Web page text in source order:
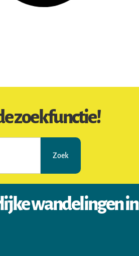
zoekfunctie!
Zoek
wandelingen in